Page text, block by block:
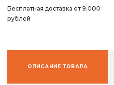
Бесплатная доставка от 9.000
рублей
ОПИСАНИЕ ТОВАРА